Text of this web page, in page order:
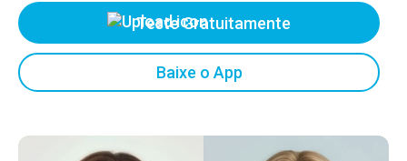
Teste Gratuitamente
Baixe o App